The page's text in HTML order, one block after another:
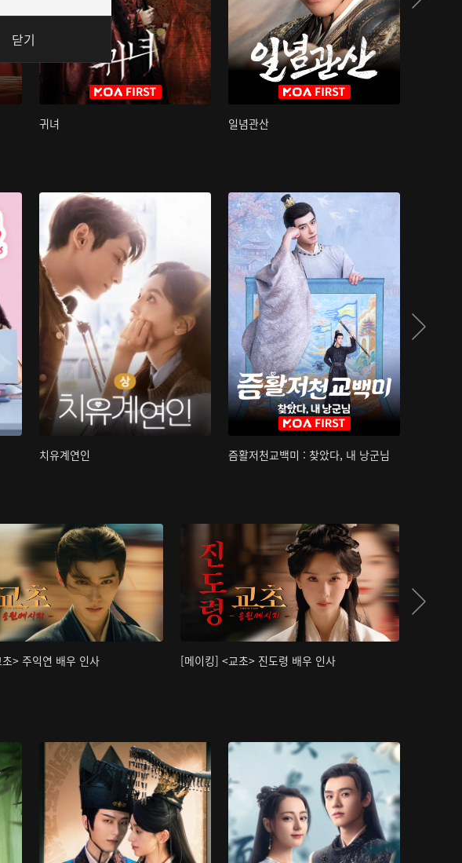
귀녀 일념관산
치유계연인 즘활저천교백미 : 찾았다, 내 낭군님
> 주익연 배우 인사 [메이킹] <교초> 진도령 배우 인사
닫기